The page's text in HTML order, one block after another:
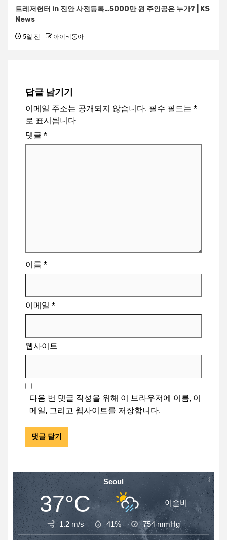
트레저헌터 in 진안 사전등록…5000만 원 주인공은 누가? | KS
News
5일 전 아이티동아
답글 남기기
이메일 주소는 공개되지 않습니다. 필수 필드는 *
로 표시됩니다
댓글 *
이름 *
이메일 *
웹사이트
다음 번 댓글 작성을 위해 이 브라우저에 이름, 이
메일, 그리고 웹사이트를 저장합니다.
Seoul
37°C 이슬비
1.2 m/s 41% 754mmHg